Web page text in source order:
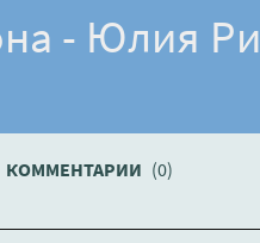
- Юлия
КОММЕНТАРИИ (0)